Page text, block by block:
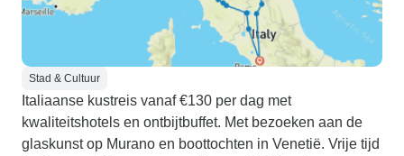
Stad & Cultuur
Italiaanse kustreis vanaf €130 per dag met
kwaliteitshotels en ontbijtbuffet. Met bezoeken aan de
glaskunst op Murano en boottochten in Venetië. Vrije tijd